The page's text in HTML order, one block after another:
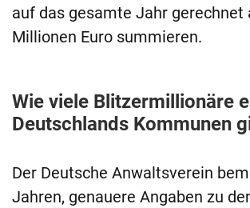
auf das gesamte Jahr gerechnet
Millionen Euro summieren.
Wie viele Blitzermillionäre
Deutschlands Kommunen
Der Deutsche Anwaltsverein
Jahren, genauere Angaben zu